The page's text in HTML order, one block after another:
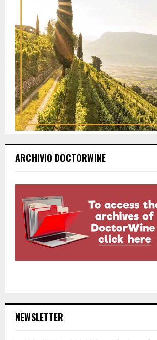
ARCHIVIO DOCTORWINE
NEWSLETTER